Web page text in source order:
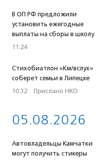
В ОП РФ предложили
установить ежегодные
выплаты на сборы в школу
11:24
Стихобиатлон «Км/вслух»
соберет семьи в Липецке
10:32 · Прислано НКО
05.08.2026
Автовладельцы Камчатки
могут получить стикеры